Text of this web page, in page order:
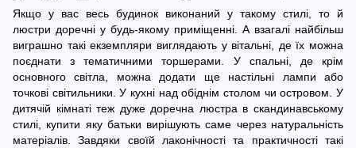
Якщо у вас весь будинок виконаний у такому стилі, то й
люстри доречні у будь-якому приміщенні. А взагалі найбільш
виграшно такі екземпляри виглядають у вітальні, де їх можна
поєднати з тематичними торшерами. У спальні, де крім
основного світла, можна додати ще настільні лампи або
точкові світильники. У кухні над обіднім столом чи островом. У
дитячій кімнаті теж дуже доречна люстра в скандинавському
стилі, купити яку батьки вирішують саме через натуральність
матеріалів. Завдяки своїй лаконічності та практичності такі